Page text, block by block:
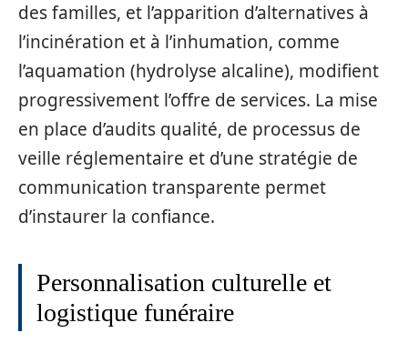
des familles, et l’apparition d’alternatives à
l’incinération et à l’inhumation, comme
l’aquamation (hydrolyse alcaline), modifient
progressivement l’offre de services. La mise
en place d’audits qualité, de processus de
veille réglementaire et d’une stratégie de
communication transparente permet
d’instaurer la confiance.
Personnalisation culturelle et
logistique funéraire